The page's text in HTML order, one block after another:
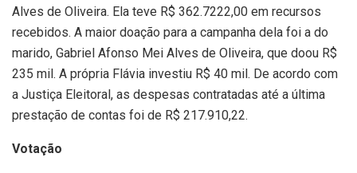
Alves de Oliveira. Ela teve R$ 362.7222,00 em recursos
recebidos. A maior doação para a campanha dela foi a do
marido, Gabriel Afonso Mei Alves de Oliveira, que doou R$
235 mil. A própria Flávia investiu R$ 40 mil. De acordo com
a Justiça Eleitoral, as despesas contratadas até a última
prestação de contas foi de R$ 217.910,22.
Votação